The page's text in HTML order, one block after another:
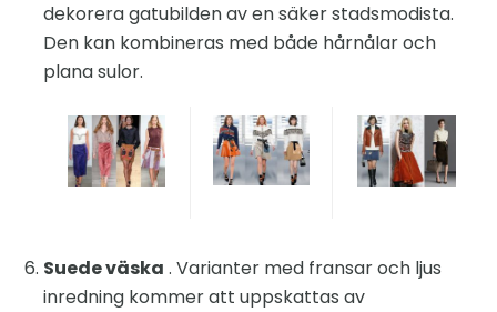
dekorera gatubilden av en säker stadsmodista.
Den kan kombineras med både hårnålar och
plana sulor.
Suede väska . Varianter med fransar och ljus
inredning kommer att uppskattas av